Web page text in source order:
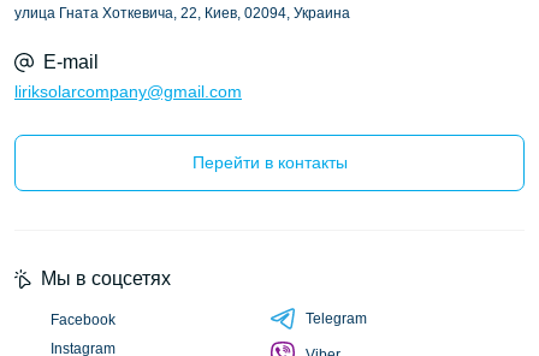
улица Гната Хоткевича, 22, Киев, 02094, Украина
E-mail
liriksolarcompany@gmail.com
Перейти в контакты
Мы в соцсетях
Facebook
Instagram
Telegram